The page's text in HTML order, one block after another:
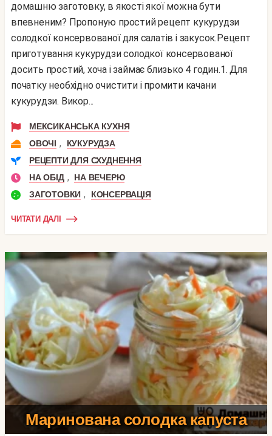
домашню заготовку, в якості якої можна бути
впевненим? Пропоную простий рецепт кукурудзи
солодкої консервованої для салатів і закусок.Рецепт
приготування кукурудзи солодкої консервованої
досить простий, хоча і займає близько 4 годин.1. Для
початку необхідно очистити і промити качани
кукурудзи. Викор...
МЕКСИКАНСЬКА КУХНЯ
ОВОЧІ ,
КУКУРУДЗА
РЕЦЕПТИ ДЛЯ СХУДНЕННЯ
НА ОБІД ,
НА ВЕЧЕРЮ
ЗАГОТОВКИ , КОНСЕРВАЦІЯ
ЧИТАТИ ДАЛІ
Маринована солодка капуста